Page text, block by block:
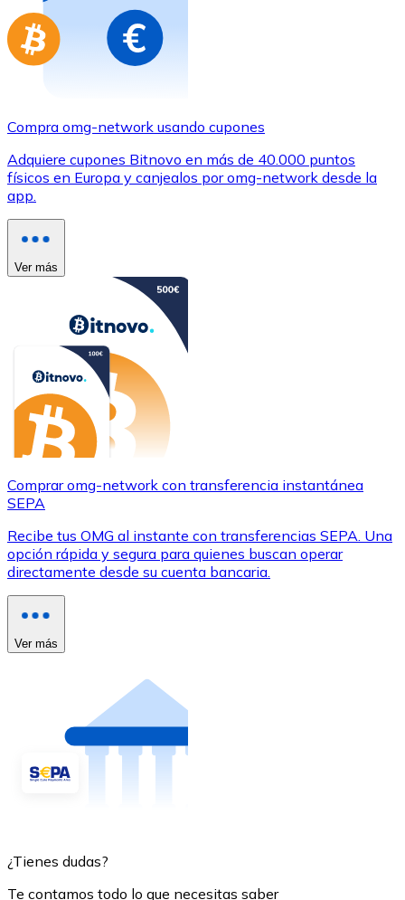
Compra omg-network usando cupones
Adquiere cupones Bitnovo en más de 40.000 puntos
físicos en Europa y canjealos por omg-network desde la
app.
Ver más
Comprar omg-network con transferencia instantánea
SEPA
Recibe tus OMG al instante con transferencias SEPA. Una
opción rápida y segura para quienes buscan operar
directamente desde su cuenta bancaria.
Ver más
¿Tienes dudas?
Te contamos todo lo que necesitas saber